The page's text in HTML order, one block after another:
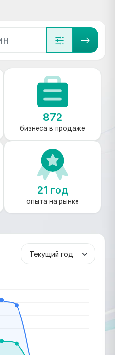
872
бизнеса в продаже
21 год
опыта на рынке